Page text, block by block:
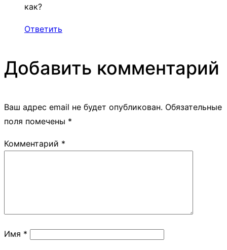
как?
Ответить
Добавить комментарий
Ваш адрес email не будет опубликован. Обязательные
поля помечены *
Комментарий *
Имя *